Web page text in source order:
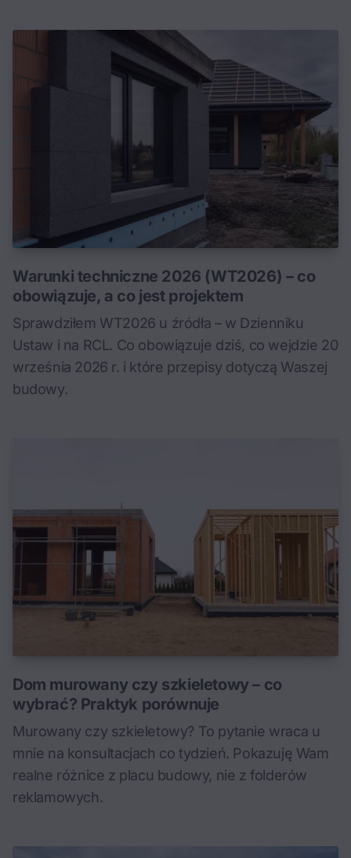
Warunki techniczne 2026 (WT2026) – co
obowiązuje, a co jest projektem
Sprawdziłem WT2026 u źródła – w Dzienniku
Ustaw i na RCL. Co obowiązuje dziś, co wejdzie 20
września 2026 r. i które przepisy dotyczą Waszej
budowy.
Dom murowany czy szkieletowy – co
wybrać? Praktyk porównuje
Murowany czy szkieletowy? To pytanie wraca u
mnie na konsultacjach co tydzień. Pokazuję Wam
realne różnice z placu budowy, nie z folderów
reklamowych.